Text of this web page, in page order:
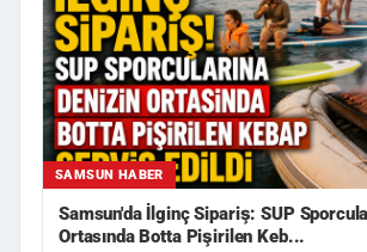
SAMSUN HABER
Samsun'da İlginç Sipariş: SUP
Ortasında Botta Pişirilen Keb...